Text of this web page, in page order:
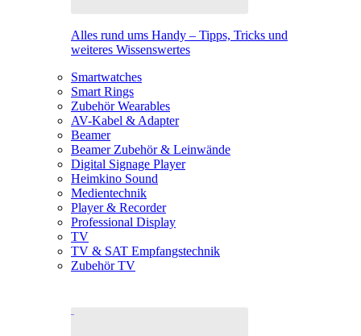
Alles rund ums Handy – Tipps, Tricks und
weiteres Wissenswertes
Smartwatches
Smart Rings
Zubehör Wearables
AV-Kabel & Adapter
Beamer
Beamer Zubehör & Leinwände
Digital Signage Player
Heimkino Sound
Medientechnik
Player & Recorder
Professional Display
TV
TV & SAT Empfangstechnik
Zubehör TV